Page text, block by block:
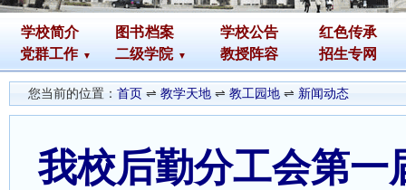
学校简介 图书档案 学校公告
红色传承
党群工作
二级学院 教授阵容 招生专网
您当前的位置： 首页 ⇌ 教学天地 ⇌ 教工园地 ⇌ 新闻动态
我校后勤分工会第一